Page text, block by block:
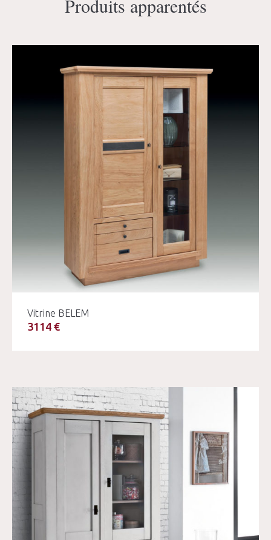
Produits apparentés
Vitrine BELEM
3114 €